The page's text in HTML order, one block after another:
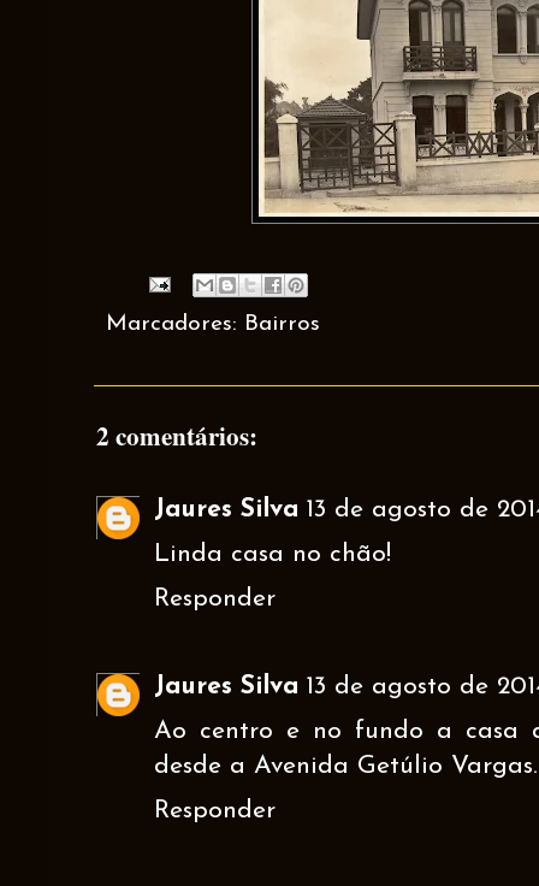
Marcadores: Bairros
2 comentários:
Jaures Silva 13 de agosto de
Linda casa no chão!
Responder
Jaures Silva 13 de agosto de
Ao centro e no fundo a casa
desde a Avenida Getúlio Vargas.
Responder